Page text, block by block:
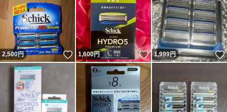
2,500円 いいね！
1,600円 いいね！
1,999円